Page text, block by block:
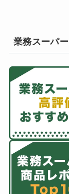
業務スーパ